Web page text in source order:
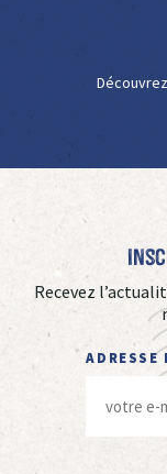
Recevez
ADRESSE